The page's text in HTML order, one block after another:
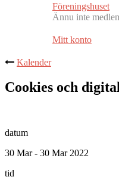
Föreningshuset
Ännu inte
Mitt konto
Kalender
Cookies och
datum
30 Mar - 30 Mar 2022
tid